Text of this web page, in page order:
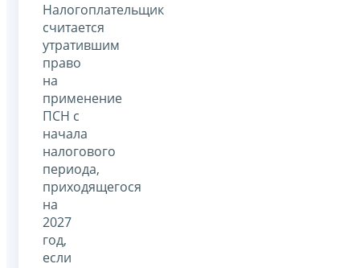
Налогоплательщик
считается
утратившим
право
на
применение
ПСН с
начала
налогового
периода,
приходящегося
на
2027
год,
если